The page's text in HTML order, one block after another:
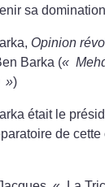
sa
Opinion
Barka («
»)
était le
de cette